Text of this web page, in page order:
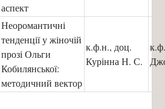
аспект
Неоромантичні
тенденції у жіночій
прозі Ольги
Кобилянської:
методичний вектор
к.ф.н., доц.
Курінна Н. С.